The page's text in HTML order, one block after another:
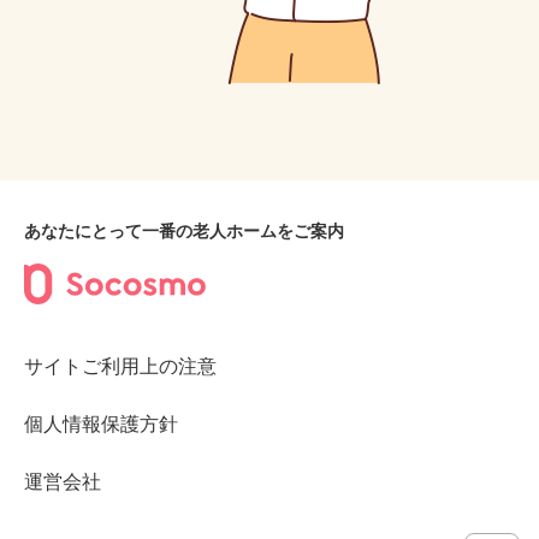
あなたにとって一番の老人ホームをご案内
サイトご利用上の注意
個人情報保護方針
運営会社